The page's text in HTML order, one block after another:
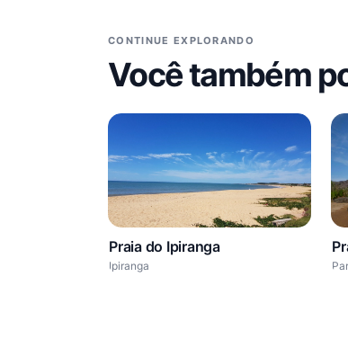
CONTINUE EXPLORANDO
Você também
Praia do Ipiranga
Ipiranga